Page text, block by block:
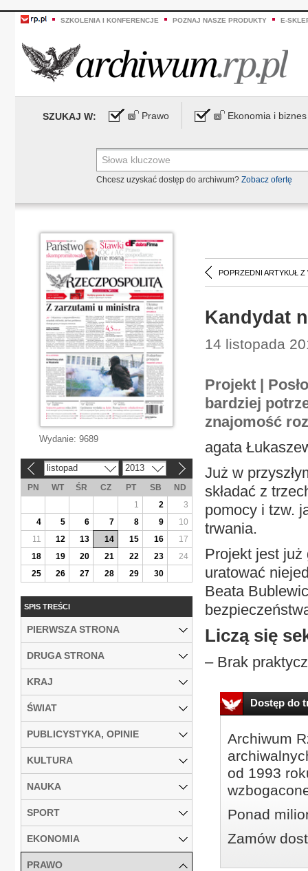
SZKOLENIA I KONFERENCJE POZNAJ NASZE PRODUKTY E-
SZUKAJ W: Prawo Ekonomia i biznes
Chcesz uzyskać dostęp do archiwum? Zobacz ofertę
POPRZEDNI ARTYKUŁ Z
Kandydat
14 listopada
Projekt |
bardziej
znajomość
agata
Już w
składać z
pomocy i tzw.
trwania.
Projekt jest już
uratować
Beata
Liczą się
– Brak
Dostęp do
Archiwum
od 1993
Ponad
Zamów
Wydanie: 9689
listopad 2013
PN WT ŚR CZ PT SB
ND
1
2
3
4
5 6 7 8 9
10
11
12 13 14 15 16
17
18
19 20 21 22 23
24
25
26 27 28 29 30
SPIS TREŚCI
PIERWSZA STRONA
DRUGA STRONA
KRAJ
ŚWIAT
PUBLICYSTYKA, OPINIE
KULTURA
NAUKA
SPORT
EKONOMIA
PRAWO